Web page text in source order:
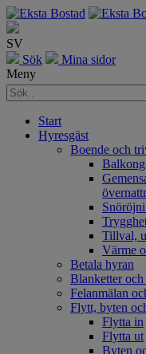
SV
Sök
Mina sidor
Meny
Start
Hyresgäst
Boende och
Tillval,
Värme
Betala hyran
Blanketter
Felanmälan
Flytt, byten
Flytta in
Flytta ut
Byten